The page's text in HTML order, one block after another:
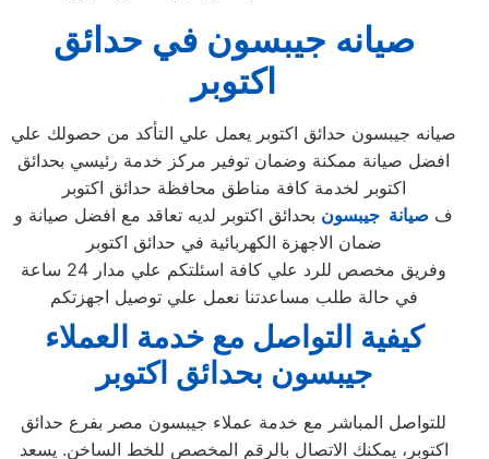
صيانه جيبسون في حدائق
اكتوبر
صيانه جيبسون حدائق اكتوبر يعمل علي التأكد من حصولك علي
افضل صيانة ممكنة وضمان توفير مركز خدمة رئيسي بحدائق
اكتوبر لخدمة كافة مناطق محافظة حدائق اكتوبر
ف صيانة جيبسون بحدائق اكتوبر لديه تعاقد مع افضل صيانة و
ضمان الاجهزة الكهربائية في حدائق اكتوبر
وفريق مخصص للرد علي كافة اسئلتكم علي مدار 24 ساعة
في حالة طلب مساعدتنا نعمل علي توصيل اجهزتكم
كيفية التواصل مع خدمة العملاء
جيبسون بحدائق اكتوبر
للتواصل المباشر مع خدمة عملاء جيبسون مصر بفرع حدائق
اكتوبر، يمكنك الاتصال بالرقم المخصص للخط الساخن. يسعد